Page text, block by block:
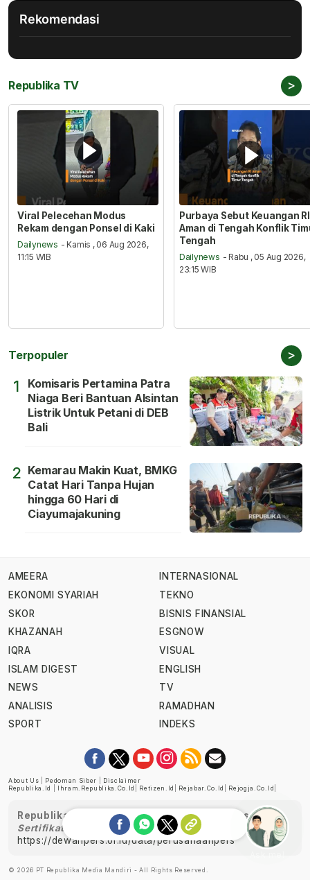
Rekomendasi
Republika TV >
Viral Pelecehan Modus
Rekam dengan Ponsel di Kaki
Dailynews - Kamis , 06 Aug 2026,
11:15 WIB
Purbaya Sebut Keuangan RI
Aman di Tengah Konflik
Tengah
Dailynews - Rabu , 05 Aug 2026,
23:15 WIB
Terpopuler >
1
Komisaris Pertamina Patra
Niaga Beri Bantuan Alsintan
Listrik Untuk Petani di DEB
Bali
2 Kemarau Makin Kuat, BMKG
Catat Hari Tanpa Hujan
hingga 60 Hari di
Ciayumajakuning
AMEERA
EKONOMI SYARIAH
SKOR
KHAZANAH
IQRA
ISLAM DIGEST
NEWS
ANALISIS
SPORT
INTERNASIONAL
TEKNO
BISNIS FINANSIAL
ESGNOW
VISUAL
ENGLISH
TV
RAMADHAN
INDEKS
About Us Pedoman Siber
Disclaimer
Republika.id
Ihram.republika.co.id Retizen.id Rejabar.co.id Rejogja.co.id
Republika telah diverifikasi oleh Dewan Pers
Sertifikat Nomor 1058/DP-Verifikasi/K/XII/2022
https://dewanpers.or.id/data/perusahaanpers
© 2026 PT Republika Media Mandiri - All Rights Reserved.